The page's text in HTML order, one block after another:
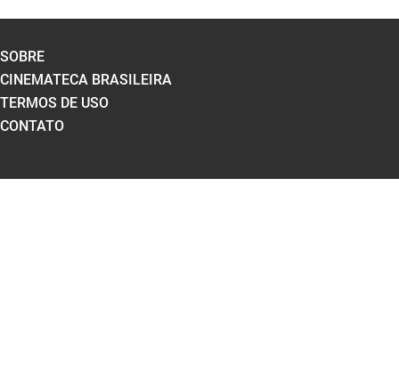
SOBRE
CINEMATECA BRASILEIRA
TERMOS DE USO
CONTATO